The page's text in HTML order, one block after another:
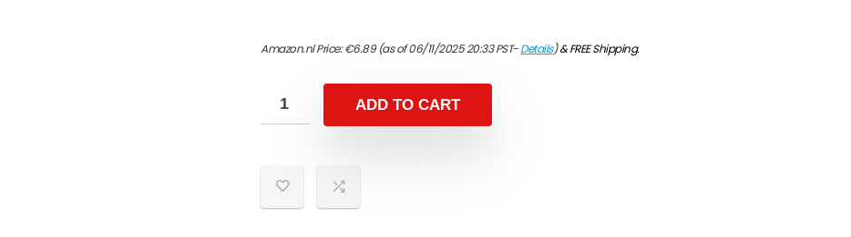
Amazon.nl Price:€6.89(as of 06/11/2025 20:33 PST-Details)&FREE Shipping.
ADD TO CART